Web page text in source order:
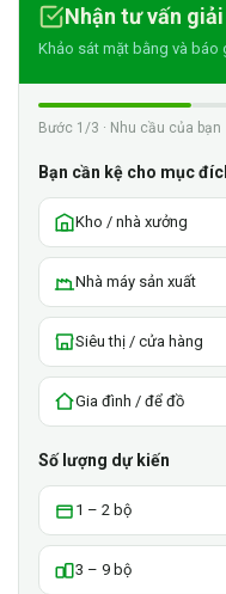
Nhận tư vấn
Khảo sát mặt bằng và báo
Bước 1/3 · Nhu cầu của bạn
Bạn cần kệ cho mục
Kho / nhà xưởng
Nhà máy sản xuất
Siêu thị / cửa hàng
Gia đình / để đồ
Số lượng dự kiến
1 – 2 bộ
3 – 9 bộ